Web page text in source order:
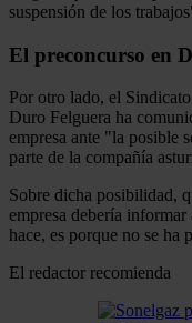
suspensión de los
El preconcurso en
Por otro lado, el
Duro Felguera ha
empresa ante "la posible
parte de la compañía
Sobre dicha posibilidad,
empresa debería
hace, es porque no se
El redactor recomienda